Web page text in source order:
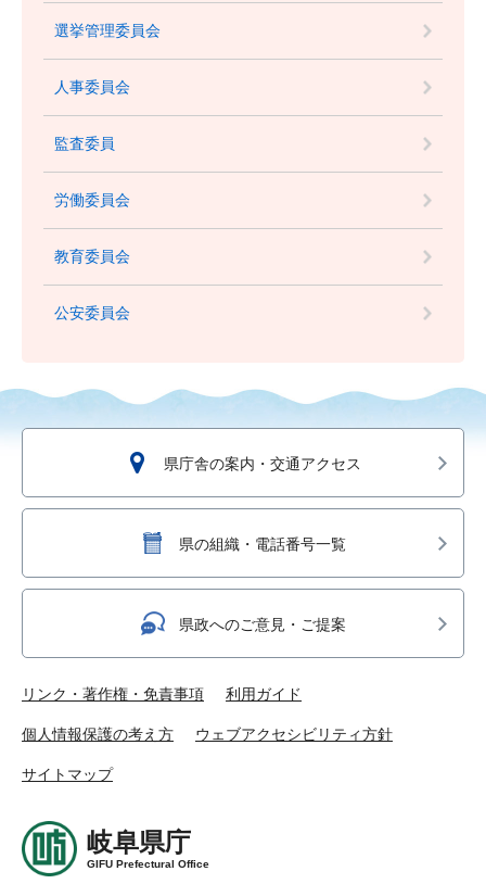
選挙管理委員会
人事委員会
監査委員
労働委員会
教育委員会
公安委員会
県庁舎の案内・交通アクセス
県の組織・電話番号一覧
県政へのご意見・ご提案
リンク・著作権・免責事項 利用ガイド
個人情報保護の考え方 ウェブアクセシビリティ方針
サイトマップ
岐阜県庁
GIFU Prefectural Office